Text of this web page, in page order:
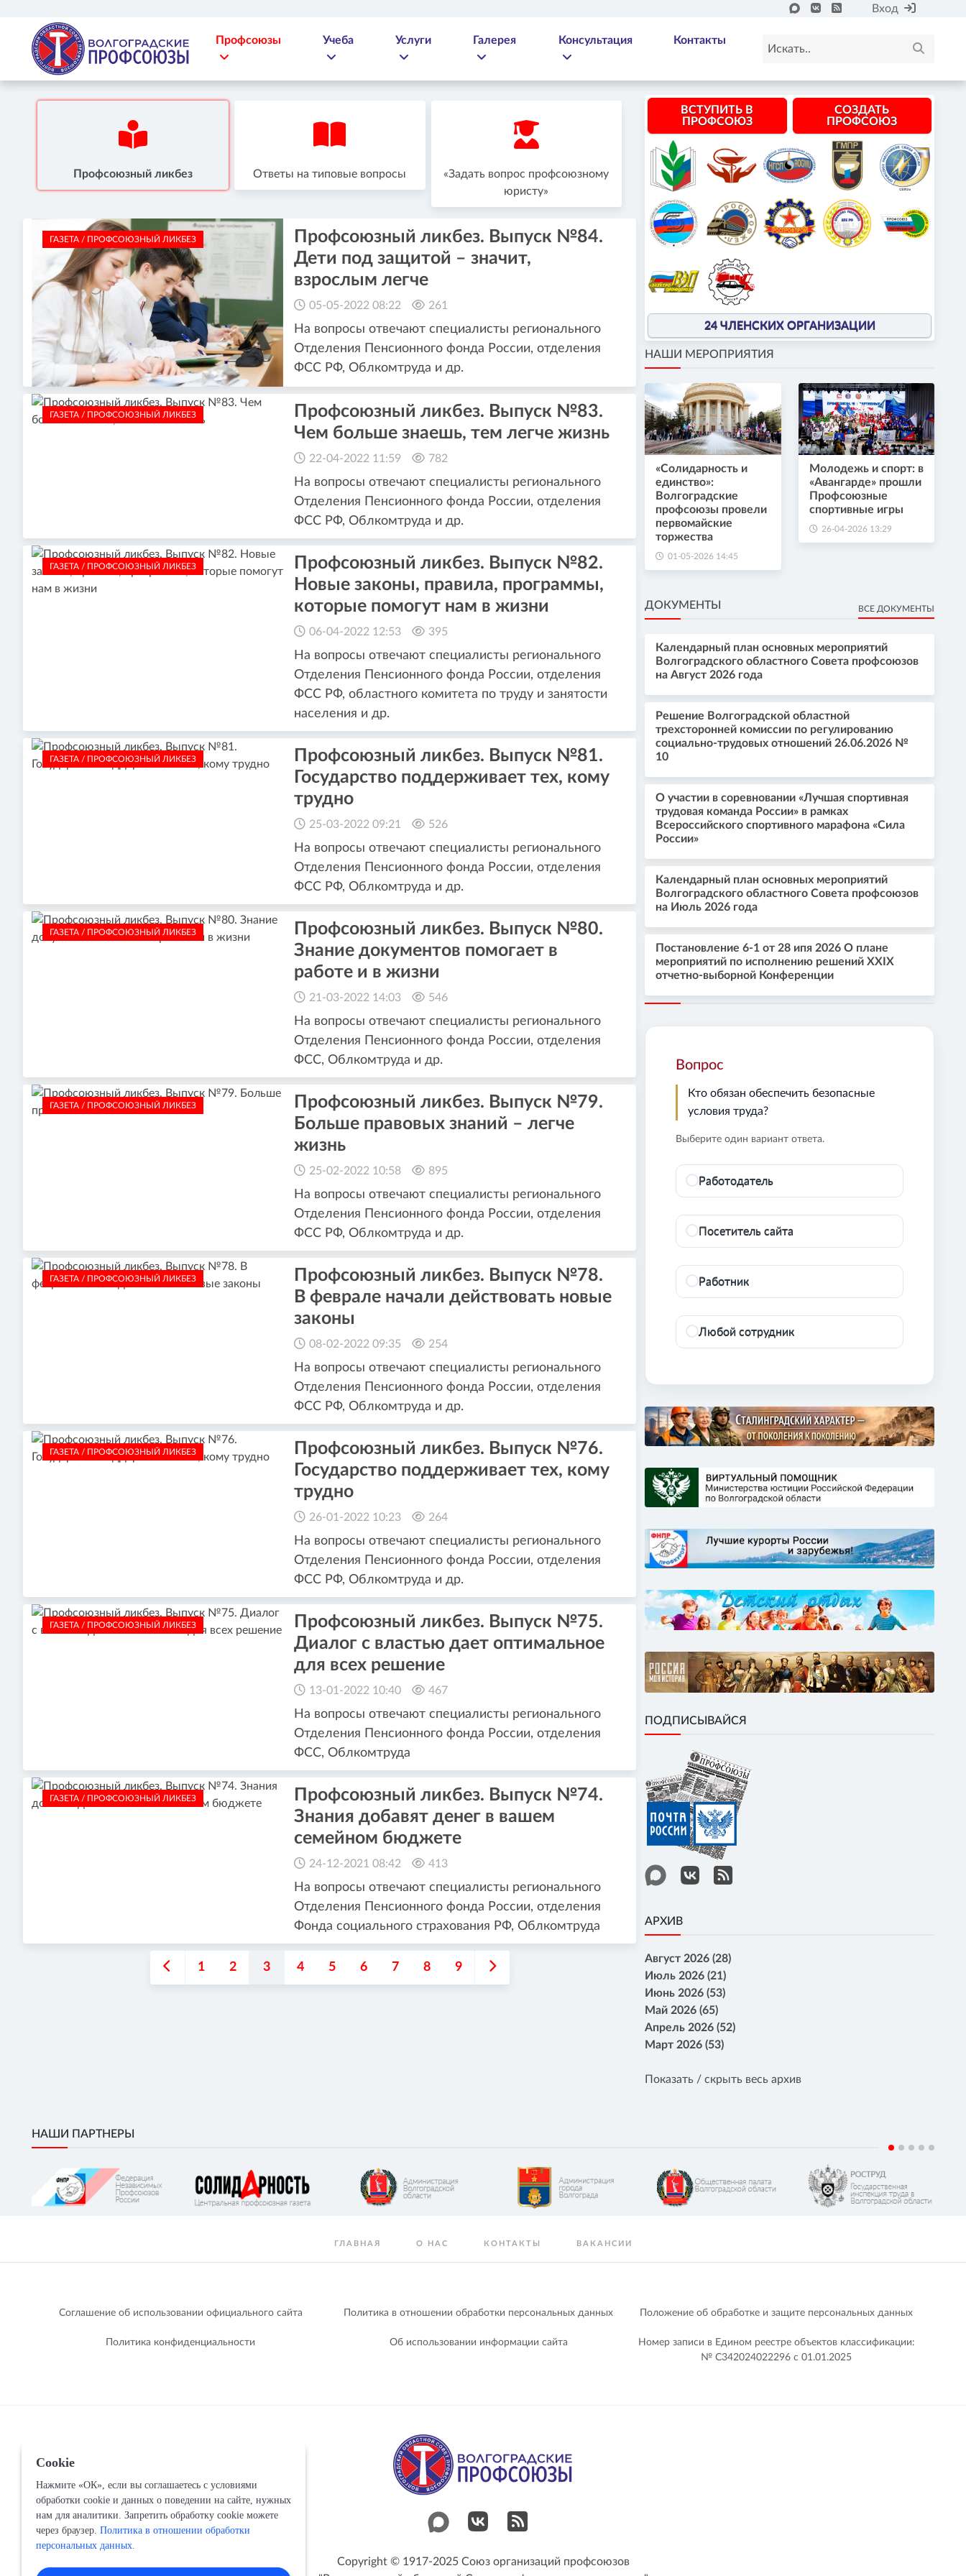
Вход
Профсоюзы Учеба Услуги Галерея Консультация Контакты
Профсоюзный ликбез Ответы на типовые вопросы
«Задать вопрос профсоюзному
юристу»
ГАЗЕТА / ПРОФСОЮЗНЫЙ ЛИКБЕЗ
Профсоюзный ликбез. Выпуск №84.
Дети под защитой – значит,
взрослым легче
05-05-2022 08:22 261
На вопросы отвечают специалисты регионального
Отделения Пенсионного фонда России, отделения
ФCC РФ, Облкомтруда и др.
ГАЗЕТА / ПРОФСОЮЗНЫЙ ЛИКБЕЗ
Профсоюзный ликбез. Выпуск №83.
Чем больше знаешь, тем легче жизнь
22-04-2022 11:59 782
На вопросы отвечают специалисты регионального
Отделения Пенсионного фонда России, отделения
ФСС РФ, Облкомтруда и др.
ГАЗЕТА / ПРОФСОЮЗНЫЙ ЛИКБЕЗ
Профсоюзный ликбез. Выпуск №82.
Новые законы, правила, программы,
которые помогут нам в жизни
06-04-2022 12:53 395
На вопросы отвечают специалисты регионального
Отделения Пенсионного фонда России, отделения
ФСС РФ, областного комитета по труду и занятости
населения и др.
ГАЗЕТА / ПРОФСОЮЗНЫЙ ЛИКБЕЗ
Профсоюзный ликбез. Выпуск №81.
Государство поддерживает тех, кому
трудно
25-03-2022 09:21 526
На вопросы отвечают специалисты регионального
Отделения Пенсионного фонда России, отделения
ФСС РФ, Облкомтруда и др.
ГАЗЕТА / ПРОФСОЮЗНЫЙ ЛИКБЕЗ
Профсоюзный ликбез. Выпуск №80.
Знание документов помогает в
работе и в жизни
21-03-2022 14:03 546
На вопросы отвечают специалисты регионального
Отделения Пенсионного фонда России, отделения
ФCC, Облкомтруда и др.
ГАЗЕТА / ПРОФСОЮЗНЫЙ ЛИКБЕЗ
Профсоюзный ликбез. Выпуск №79.
Больше правовых знаний – легче
жизнь
25-02-2022 10:58 895
На вопросы отвечают специалисты регионального
Отделения Пенсионного фонда России, отделения
ФСС РФ, Облкомтруда и др.
ГАЗЕТА / ПРОФСОЮЗНЫЙ ЛИКБЕЗ
Профсоюзный ликбез. Выпуск №78.
В феврале начали действовать новые
законы
08-02-2022 09:35 254
На вопросы отвечают специалисты регионального
Отделения Пенсионного фонда России, отделения
ФСС РФ, Облкомтруда и др.
ГАЗЕТА / ПРОФСОЮЗНЫЙ ЛИКБЕЗ
Профсоюзный ликбез. Выпуск №76.
Государство поддерживает тех, кому
трудно
26-01-2022 10:23 264
На вопросы отвечают специалисты регионального
Отделения Пенсионного фонда России, отделения
ФСС РФ, Облкомтруда и др.
ГАЗЕТА / ПРОФСОЮЗНЫЙ ЛИКБЕЗ
Профсоюзный ликбез. Выпуск №75.
Диалог с властью дает оптимальное
для всех решение
13-01-2022 10:40 467
На вопросы отвечают специалисты регионального
Отделения Пенсионного фонда России, отделения
ФСС, Облкомтруда
ГАЗЕТА / ПРОФСОЮЗНЫЙ ЛИКБЕЗ
Профсоюзный ликбез. Выпуск №74.
Знания добавят денег в вашем
семейном бюджете
24-12-2021 08:42 413
На вопросы отвечают специалисты регионального
Отделения Пенсионного фонда России, отделения
Фонда социального страхования РФ, Облкомтруда
1 2 3 4 5 6 7 8 9
ВСТУПИТЬ В
ПРОФСОЮЗ
СОЗДАТЬ
ПРОФСОЮЗ
24 ЧЛЕНСКИХ ОРГАНИЗАЦИИ
НАШИ МЕРОПРИЯТИЯ
«Солидарность и
единство»:
Волгоградские
профсоюзы провели
первомайские
торжества
01-05-2026 14:45
Молодежь и спорт: в
«Авангарде» прошли
Профсоюзные
спортивные игры
26-04-2026 13:29
ДОКУМЕНТЫ ВСЕ ДОКУМЕНТЫ
Календарный план основных мероприятий
Волгоградского областного Совета профсоюзов
на Август 2026 года
Решение Волгоградской областной
трехсторонней комиссии по регулированию
социально-трудовых отношений 26.06.2026 №
10
О участии в соревновании «Лучшая спортивная
трудовая команда России» в рамках
Всероссийского спортивного марафона «Сила
России»
Календарный план основных мероприятий
Волгоградского областного Совета профсоюзов
на Июль 2026 года
Постановление 6-1 от 28 ипя 2026 О плане
мероприятий по исполнению решений XXIX
отчетно-выборной Конференции
Вопрос
Кто обязан обеспечить безопасные
условия труда?
Выберите один вариант ответа.
Работодатель
Посетитель сайта
Работник
Любой сотрудник
ПОДПИСЫВАЙСЯ
АРХИВ
Август 2026 (28)
Июль 2026 (21)
Июнь 2026 (53)
Май 2026 (65)
Апрель 2026 (52)
Март 2026 (53)
Показать / скрыть весь архив
НАШИ ПАРТНЕРЫ
ГЛАВНАЯ О НАС КОНТАКТЫ ВАКАНСИИ
Соглашение об использовании официального сайта Политика в отношении обработки персональных данных Положение об обработке и защите персональных данных
Политика конфиденциальности Об использовании информации сайта
Номер записи в Едином реестре объектов классификации:
№ С342024022296 c 01.01.2025
Copyright © 1917-2025 Союз организаций профсоюзов
Cookie
Нажмите «ОК», если вы соглашаетесь с условиями
обработки cookie и данных о поведении на сайте, нужных
нам для аналитики. Запретить обработку cookie можете
через браузер. Политика в отношении обработки
персональных данных.